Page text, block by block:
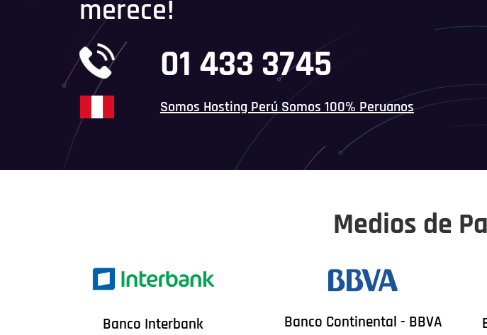
merece!
01 433 3745
Somos Hosting Perú Somos 100% Peruanos
Medios de
Banco Interbank Banco Continental - BBVA